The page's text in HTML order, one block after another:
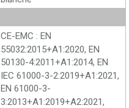
CE-EMC : EN
55032:2015+A1:2020, EN
50130-4:2011+A1:2014, EN
IEC 61000-3-2:2019+A1:2021,
EN 61000-3-
3:2013+A1:2019+A2:2021,